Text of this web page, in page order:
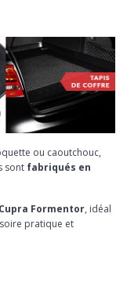
ou caoutchouc,
sont fabriqués en
Formentor, idéal
pratique et